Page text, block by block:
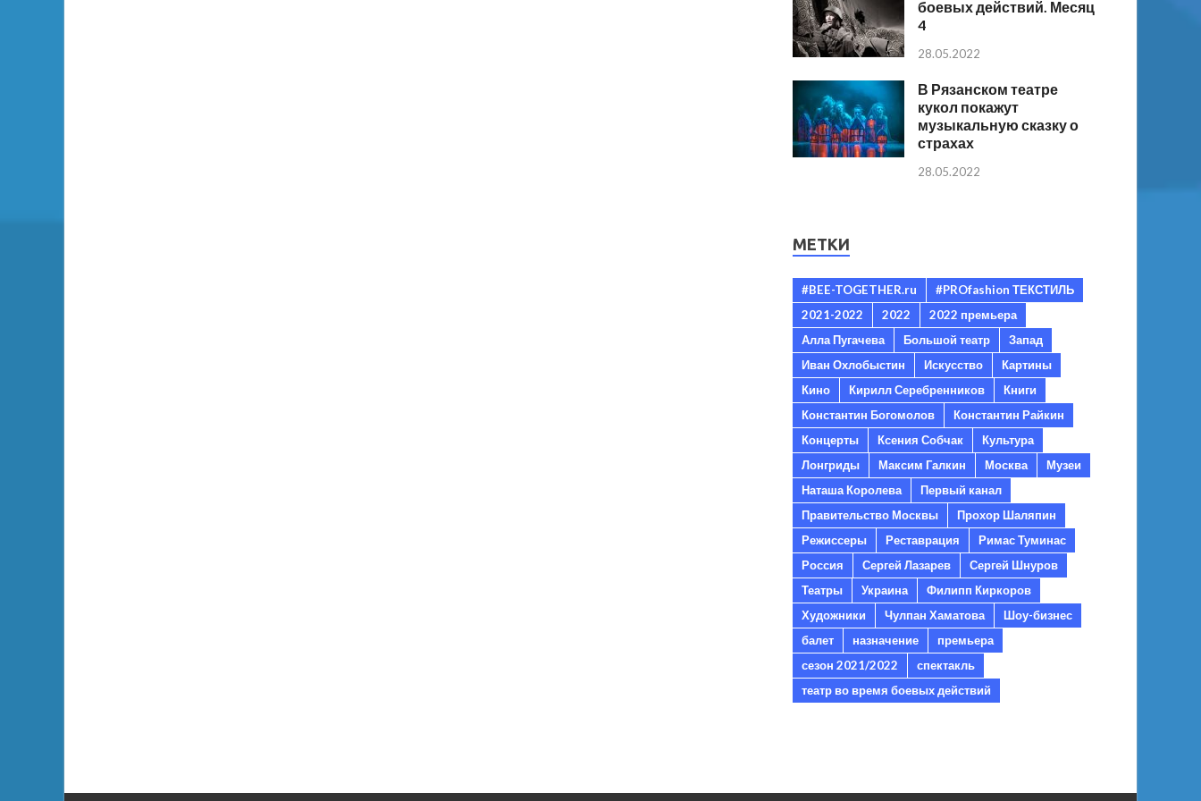
боевых действий. Месяц
4
28.05.2022
В Рязанском театре
кукол покажут
музыкальную сказку о
страхах
28.05.2022
МЕТКИ
#BEE-TOGETHER.ru
#PROfashion ТЕКСТИЛЬ
2021-2022
2022
2022 премьера
Алла Пугачева
Большой театр
Запад
Иван Охлобыстин
Искусство
Картины
Кино
Кирилл Серебренников
Книги
Константин Богомолов
Константин Райкин
Концерты
Ксения Собчак
Культура
Лонгриды
Максим Галкин Москва
Музеи
Наташа Королева
Первый канал
Правительство Москвы
Прохор Шаляпин
Режиссеры
Реставрация
Римас Туминас
Россия
Сергей Лазарев
Сергей Шнуров
Театры
Украина
Филипп Киркоров
Художники
Чулпан Хаматова
Шоу-бизнес
балет
назначение
премьера
сезон 2021/2022
спектакль
театр во время боевых действий